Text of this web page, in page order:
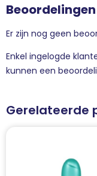
Beoordelingen
Er zijn nog geen
Enkel ingelogde
kunnen een
Gerelateerde